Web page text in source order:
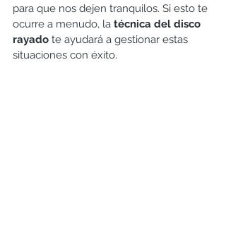
para que nos dejen tranquilos. Si esto te
ocurre a menudo, la técnica del disco
rayado te ayudará a gestionar estas
situaciones con éxito.